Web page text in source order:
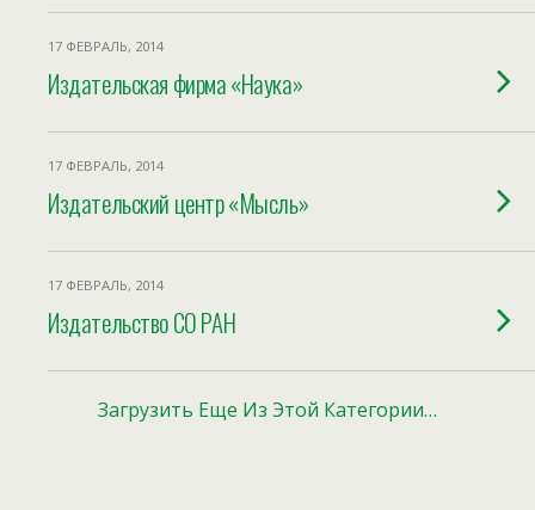
17 ФЕВРАЛЬ, 2014
Издательская фирма «Наука»
17 ФЕВРАЛЬ, 2014
Издательский центр «Мысль»
17 ФЕВРАЛЬ, 2014
Издательство СО РАН
Загрузить Еще Из Этой Категории…